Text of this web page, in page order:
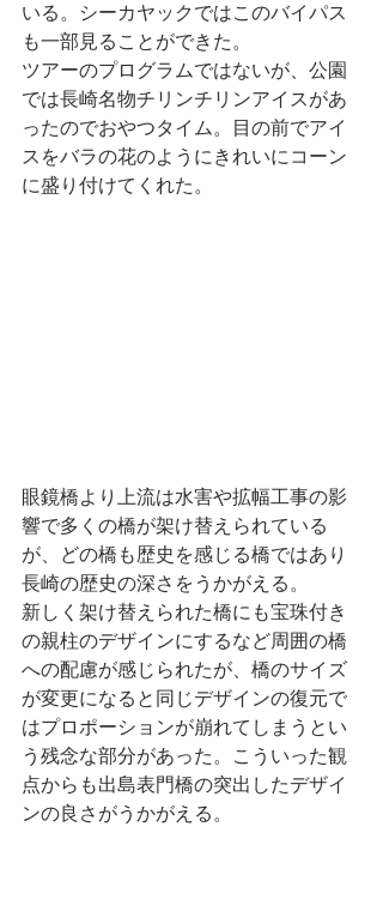
いる。シーカヤックではこのバイパス
も一部見ることができた。
ツアーのプログラムではないが、公園
では長崎名物チリンチリンアイスがあ
ったのでおやつタイム。目の前でアイ
スをバラの花のようにきれいにコーン
に盛り付けてくれた。
眼鏡橋より上流は水害や拡幅工事の影
響で多くの橋が架け替えられている
が、どの橋も歴史を感じる橋ではあり
長崎の歴史の深さをうかがえる。
新しく架け替えられた橋にも宝珠付き
の親柱のデザインにするなど周囲の橋
への配慮が感じられたが、橋のサイズ
が変更になると同じデザインの復元で
はプロポーションが崩れてしまうとい
う残念な部分があった。こういった観
点からも出島表門橋の突出したデザイ
ンの良さがうかがえる。